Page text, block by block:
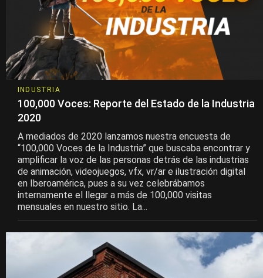
INDUSTRIA
100,000 Voces: Reporte del Estado de la Industria
2020
A mediados de 2020 lanzamos nuestra encuesta de
“100,000 Voces de la Industria” que buscaba encontrar y
amplificar la voz de las personas detrás de las industrias
de animación, videojuegos, vfx, vr/ar e ilustración digital
en Iberoamérica, pues a su vez celebrábamos
internamente el llegar a más de 100,000 visitas
mensuales en nuestro sitio. La...